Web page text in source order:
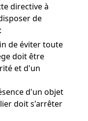
directive à
de
de éviter toute
doit être
et d'un
d'un objet
doit s'arrêter